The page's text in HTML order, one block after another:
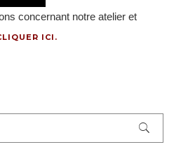
concernant notre atelier et
ICI.